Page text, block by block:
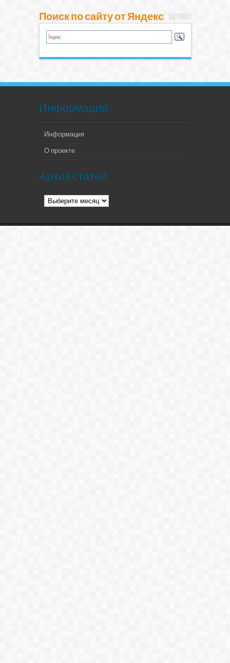
Поиск по сайту от Яндекс
Информация
Информация
О проекте
Архив статей
Архив
статей